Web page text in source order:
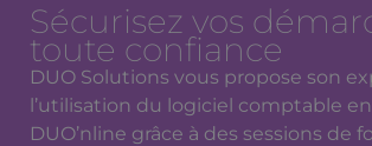
Sécurisez vos
toute confiance
DUO Solutions vous propose son
l’utilisation du logiciel comptable
DUO’nline grâce à des sessions de